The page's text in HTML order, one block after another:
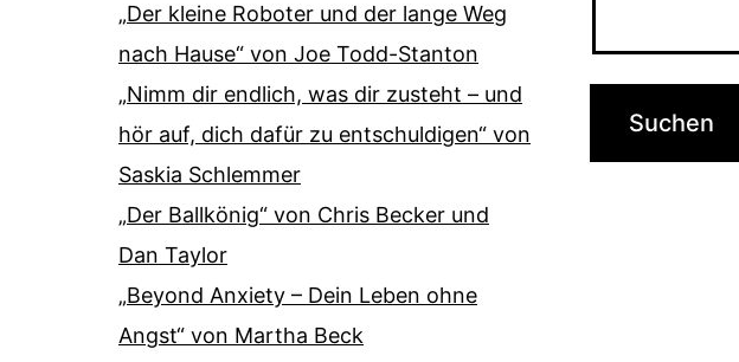
„Der kleine Roboter und der lange Weg
nach Hause“ von Joe Todd-Stanton
„Nimm dir endlich, was dir zusteht – und
hör auf, dich dafür zu entschuldigen“ von
Saskia Schlemmer
„Der Ballkönig“ von Chris Becker und
Dan Taylor
„Beyond Anxiety – Dein Leben ohne
Angst“ von Martha Beck